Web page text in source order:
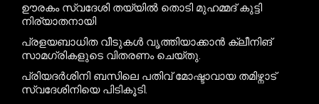
ഊരകം സ്വദേശി തയ്യിൽ തൊടി മുഹമ്മദ് കുട്ടി
നിര്യാതനായി
പ്രളയബാധിത വീടുകൾ വൃത്തിയാക്കാൻ ക്ലീനിങ്
സാമഗ്രികളുടെ വിതരണം ചെയ്തു.
പ്രിയദർശിനി ബസിലെ പതിവ് മോഷ്ടാവായ തമിഴ്നാട്
സ്വദേശിനിയെ പിടികൂടി.